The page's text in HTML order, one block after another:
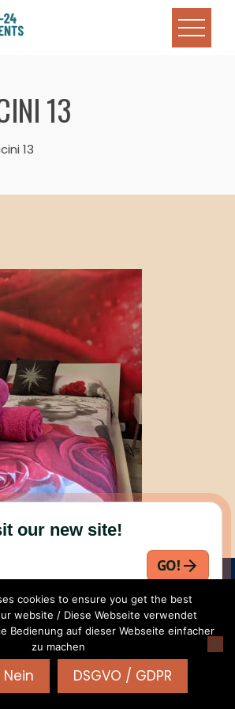
13
13
| Privacy - Cookies|WordPress
- Totalby HashThemes
cookies to ensure you get the best
website / Diese Webseite verwendet
Bedienung auf dieser Webseite einfacher
zu machen
Nein DSGVO / GDPR
our new site!
GO!